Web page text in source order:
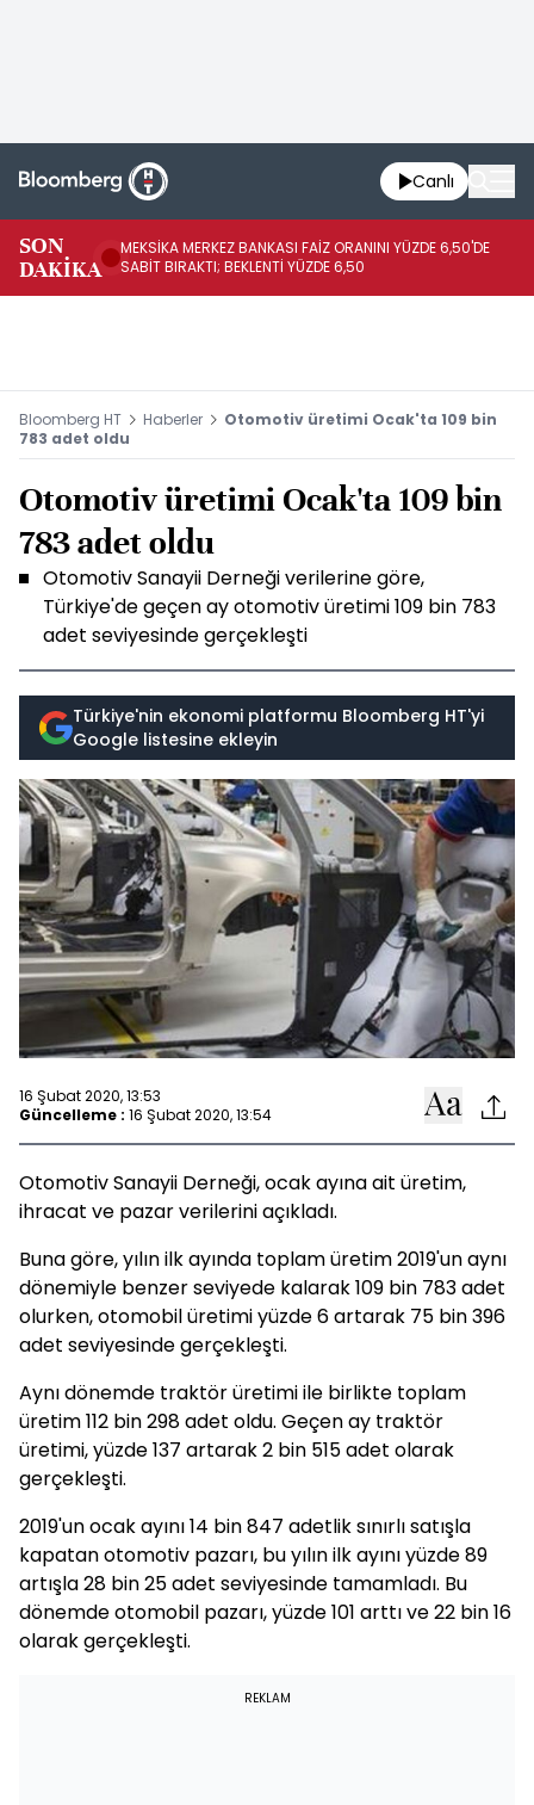
Canlı
SON
DAKİKA
MEKSİKA MERKEZ BANKASI FAİZ ORANINI YÜZDE 6,50'DE
SABİT BIRAKTI; BEKLENTİ YÜZDE 6,50
Bloomberg HT Haberler
Otomotiv üretimi Ocak'ta 109 bin
783 adet oldu
Otomotiv üretimi Ocak'ta 109 bin
783 adet oldu
Otomotiv Sanayii Derneği verilerine göre,
Türkiye'de geçen ay otomotiv üretimi 109 bin 783
adet seviyesinde gerçekleşti
Türkiye'nin ekonomi platformu Bloomberg HT'yi
Google listesine ekleyin
16 Şubat 2020, 13:53
Güncelleme : 16 Şubat 2020, 13:54
Otomotiv Sanayii Derneği, ocak ayına ait üretim,
ihracat ve pazar verilerini açıkladı.
Buna göre, yılın ilk ayında toplam üretim 2019'un aynı
dönemiyle benzer seviyede kalarak 109 bin 783 adet
olurken, otomobil üretimi yüzde 6 artarak 75 bin 396
adet seviyesinde gerçekleşti.
Aynı dönemde traktör üretimi ile birlikte toplam
üretim 112 bin 298 adet oldu. Geçen ay traktör
üretimi, yüzde 137 artarak 2 bin 515 adet olarak
gerçekleşti.
2019'un ocak ayını 14 bin 847 adetlik sınırlı satışla
kapatan otomotiv pazarı, bu yılın ilk ayını yüzde 89
artışla 28 bin 25 adet seviyesinde tamamladı. Bu
dönemde otomobil pazarı, yüzde 101 arttı ve 22 bin 16
olarak gerçekleşti.
REKLAM